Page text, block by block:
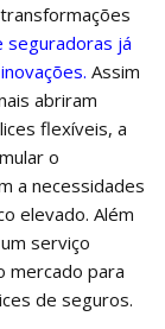
já
Assim
abriram
flexíveis, a
o
a necessidades
elevado. Além
serviço
mercado para
de seguros.